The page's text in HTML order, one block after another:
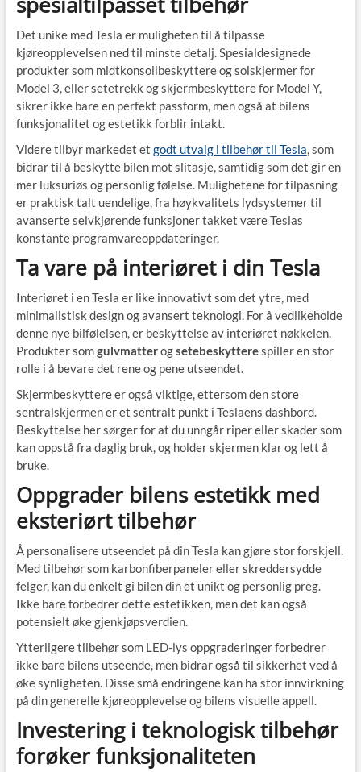
Det unike med Tesla er muligheten til å tilpasse
kjøreopplevelsen ned til minste detalj. Spesialdesignede
produkter som midtkonsollbeskyttere og solskjermer for
Model 3, eller setetrekk og skjermbeskyttere for Model Y,
sikrer ikke bare en perfekt passform, men også at bilens
funksjonalitet og estetikk forblir intakt.
Videre tilbyr markedet et godt utvalg i tilbehør til Tesla, som
bidrar til å beskytte bilen mot slitasje, samtidig som det gir en
mer luksuriøs og personlig følelse. Mulighetene for tilpasning
er praktisk talt uendelige, fra høykvalitets lydsystemer til
avanserte selvkjørende funksjoner takket være Teslas
konstante programvareoppdateringer.
Ta vare på interiøret i din Tesla
Interiøret i en Tesla er like innovativt som det ytre, med
minimalistisk design og avansert teknologi. For å vedlikeholde
denne nye bilfølelsen, er beskyttelse av interiøret nøkkelen.
Produkter somgulvmatterogsetebeskytterespiller en stor
rolle i å bevare det rene og pene utseendet.
Skjermbeskyttere er også viktige, ettersom den store
sentralskjermen er et sentralt punkt i Teslaens dashbord.
Beskyttelse her sørger for at du unngår riper eller skader som
kan oppstå fra daglig bruk, og holder skjermen klar og lett å
bruke.
Oppgrader bilens estetikk med
eksteriørt tilbehør
Å personalisere utseendet på din Tesla kan gjøre stor forskjell.
Med tilbehør som karbonfiberpaneler eller skreddersydde
felger, kan du enkelt gi bilen din et unikt og personlig preg.
Ikke bare forbedrer dette estetikken, men det kan også
potensielt øke gjenkjøpsverdien.
Ytterligere tilbehør som LED-lys oppgraderinger forbedrer
ikke bare bilens utseende, men bidrar også til sikkerhet ved å
øke synligheten. Disse små endringene kan ha stor innvirkning
på din generelle kjøreopplevelse og bilens visuelle appell.
Investering i teknologisk tilbehør
forøker funksjonaliteten